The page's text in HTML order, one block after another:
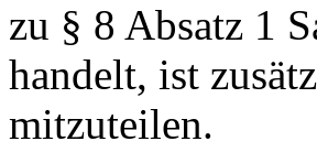
zu § 8 Absatz 1
handelt, ist
mitzuteilen.